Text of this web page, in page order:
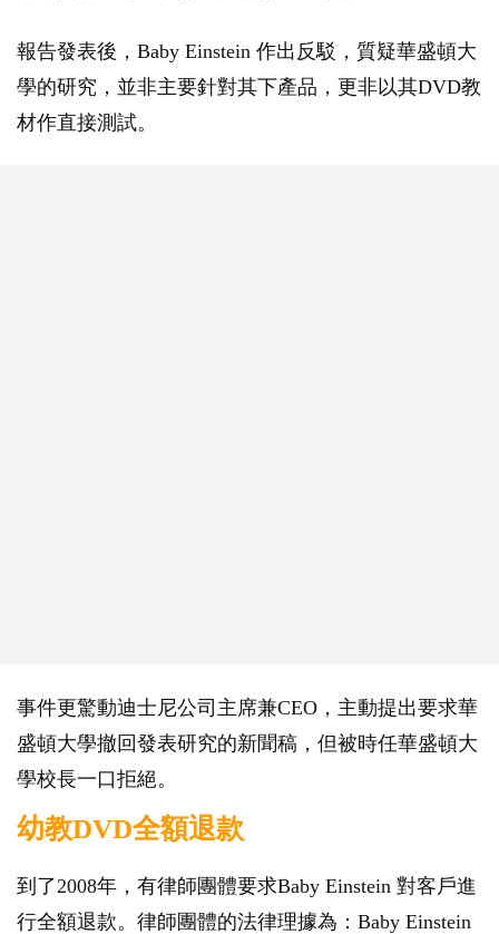
報告發表後，Baby Einstein 作出反駁，質疑華盛頓大
學的研究，並非主要針對其下產品，更非以其DVD教
材作直接測試。
事件更驚動迪士尼公司主席兼CEO，主動提出要求華
盛頓大學撤回發表研究的新聞稿，但被時任華盛頓大
學校長一口拒絕。
幼教DVD全額退款
到了2008年，有律師團體要求Baby Einstein 對客戶進
行全額退款。律師團體的法律理據為：Baby Einstein